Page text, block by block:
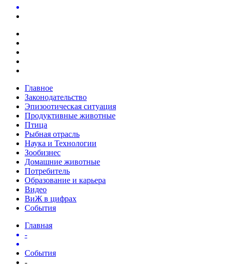
Главное
Законодательство
Эпизоотическая ситуация
Продуктивные животные
Птица
Рыбная отрасль
Наука и Технологии
Зообизнес
Домашние животные
Потребитель
Образование и карьера
Видео
ВиЖ в цифрах
События
Главная
-
События
-